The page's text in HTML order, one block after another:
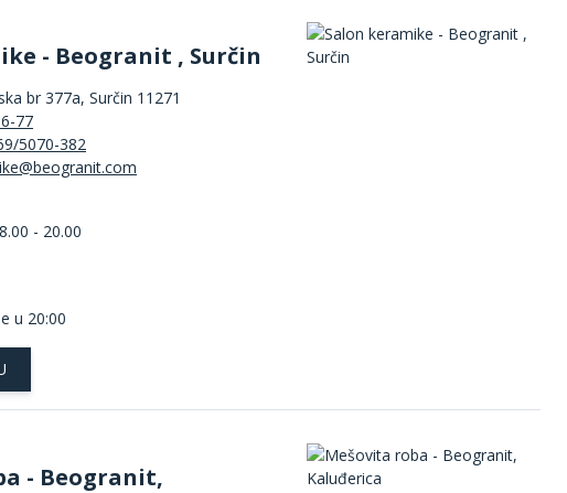
- Beogranit , Surčin
br 377a, Surčin 11271
77
5070-382
- 20.00
u 20:00
- Beogranit,